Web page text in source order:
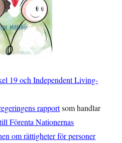
19 och Independent Living-
rapportsom handlar
Förenta Nationernas
om rättigheter för personer